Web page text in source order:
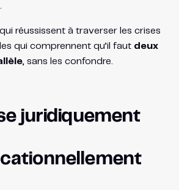
réussissent à traverser les crises
qui comprennent qu’il faut deux
, sans les confondre.
juridiquement